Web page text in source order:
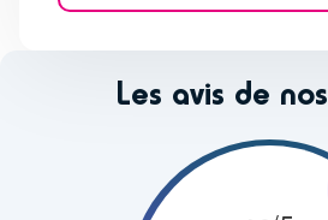
Les avis de